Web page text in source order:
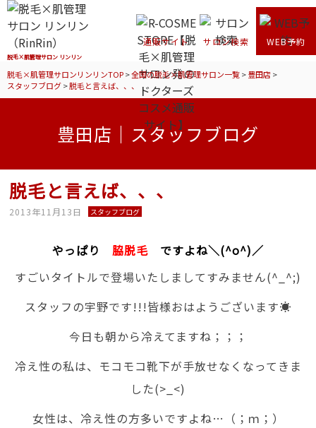
脱毛×肌管理サロン リンリン
通販サイト サロン検索 WEB予約
脱毛×肌管理サロンリンリンTOP>全国の脱毛×肌管理サロン一覧>豊田店>
スタッフブログ>脱毛と言えば、、、
豊田店｜スタッフブログ
脱毛と言えば、、、
2013年11月13日 スタッフブログ
やっぱり 脇脱毛 ですよね＼(^o^)／
すごいタイトルで登場いたしましてすみません(^_^;)
スタッフの宇野です!!!皆様おはようございます☀
今日も朝から冷えてますね；；；
冷え性の私は、モコモコ靴下が手放せなくなってきま
した(>_<)
女性は、冷え性の方多いですよね…（；ｍ；）